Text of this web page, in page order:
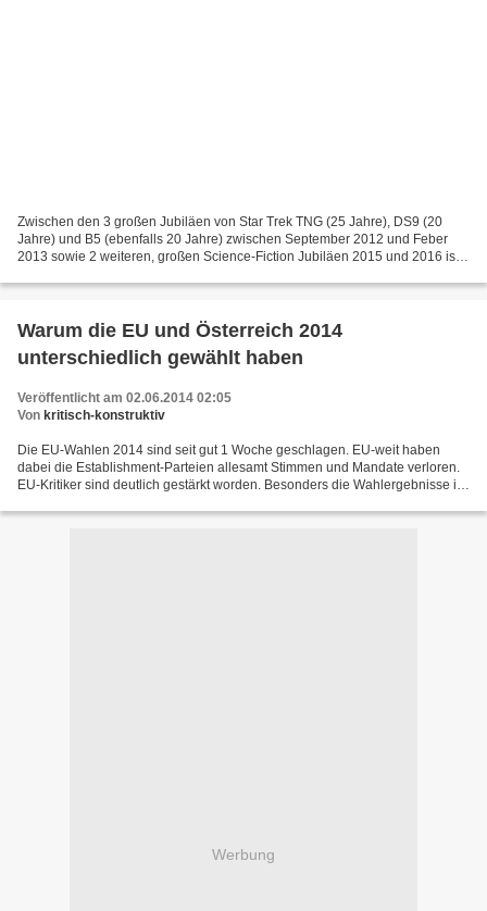
Zwischen den 3 großen Jubiläen von Star Trek TNG (25 Jahre), DS9 (20
Jahre) und B5 (ebenfalls 20 Jahre) zwischen September 2012 und Feber
2013 sowie 2 weiteren, großen Science-Fiction Jubiläen 2015 und 2016 ist
Warum die EU und Österreich 2014
unterschiedlich gewählt haben
Veröffentlicht am 02.06.2014 02:05
Von kritisch-konstruktiv
Die EU-Wahlen 2014 sind seit gut 1 Woche geschlagen. EU-weit haben
dabei die Establishment-Parteien allesamt Stimmen und Mandate verloren.
EU-Kritiker sind deutlich gestärkt worden. Besonders die Wahlergebnisse in
Werbung